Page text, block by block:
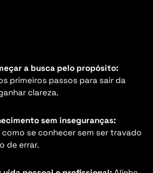
a busca pelo propósito:
primeiros passos para sair da
clareza.
sem inseguranças:
como se conhecer sem ser travado
de errar.